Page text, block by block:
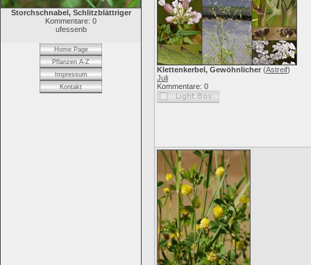
Storchschnabel, Schlitzblättriger
Kommentare: 0
ufessenb
Home Page
Pflanzen A-Z
Impressum
Kontakt
Klettenkerbel, Gewöhnlicher (Astreif)
Juli
Kommentare: 0